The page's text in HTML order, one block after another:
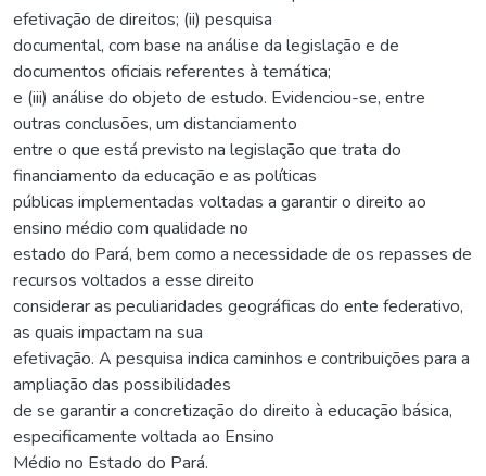
efetivação de direitos; (ii) pesquisa
documental, com base na análise da legislação e de
documentos oficiais referentes à temática;
e (iii) análise do objeto de estudo. Evidenciou-se, entre
outras conclusões, um distanciamento
entre o que está previsto na legislação que trata do
financiamento da educação e as políticas
públicas implementadas voltadas a garantir o direito ao
ensino médio com qualidade no
estado do Pará, bem como a necessidade de os repasses de
recursos voltados a esse direito
considerar as peculiaridades geográficas do ente federativo,
as quais impactam na sua
efetivação. A pesquisa indica caminhos e contribuições para a
ampliação das possibilidades
de se garantir a concretização do direito à educação básica,
especificamente voltada ao Ensino
Médio no Estado do Pará.